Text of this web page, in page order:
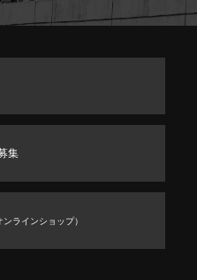
集
ンラインショップ）